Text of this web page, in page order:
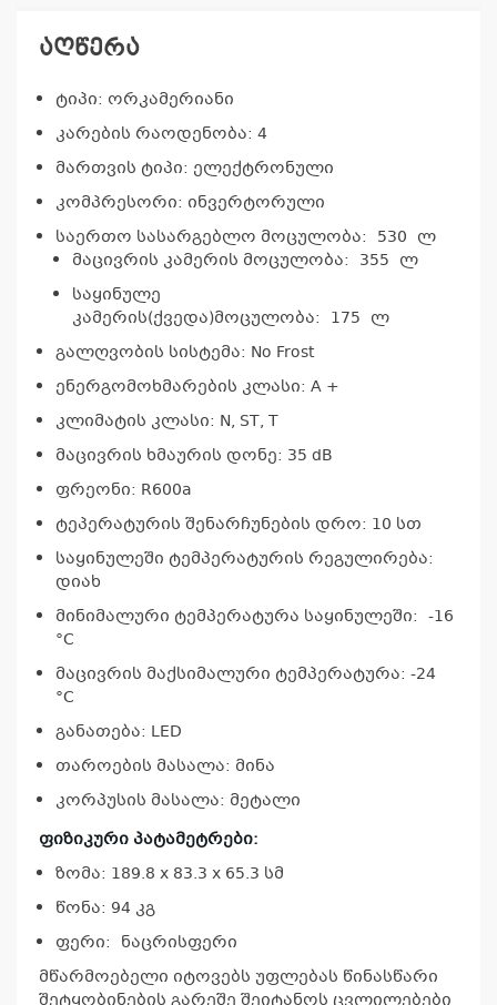
აღწერა
ტიპი: ორკამერიანი
კარების რაოდენობა: 4
მართვის ტიპი: ელექტრონული
კომპრესორი: ინვერტორული
საერთო სასარგებლო მოცულობა: 530 ლ
მაცივრის კამერის მოცულობა: 355 ლ
საყინულე
კამერის(ქვედა)მოცულობა: 175 ლ
გალღვობის სისტემა: No Frost
ენერგომოხმარების კლასი: A +
კლიმატის კლასი: N, ST, T
მაცივრის ხმაურის დონე: 35 dB
ფრეონი: R600a
ტეპერატურის შენარჩუნების დრო: 10 სთ
საყინულეში ტემპერატურის რეგულირება:
დიახ
მინიმალური ტემპერატურა საყინულეში: -16
°C
მაცივრის მაქსიმალური ტემპერატურა: -24
°C
განათება: LED
თაროების მასალა: მინა
კორპუსის მასალა: მეტალი
ფიზიკური პატამეტრები:
ზომა: 189.8 x 83.3 x 65.3 სმ
წონა: 94 კგ
ფერი: ნაცრისფერი
მწარმოებელი იტოვებს უფლებას წინასწარი